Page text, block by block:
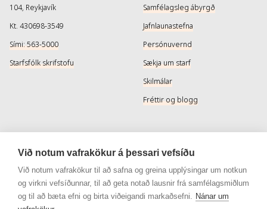
104, Reykjavík
Kt. 430698-3549
Sími: 563-5000
Starfsfólk skrifstofu
Samfélagsleg ábyrgð
Jafnlaunastefna
Persónuvernd
Sækja um starf
Skilmálar
Fréttir og blogg
Þjónusta
Afhendingarmöguleikar
Skilareglur
Algengar spurningar
Samfélagsmiðlar
Instagram
Instagram - Snyrtivara
Við notum vafrakökur á þessari vefsíðu
Við notum vafrakökur til að safna og greina upplýsingar um notkun
og virkni vefsíðunnar, til að geta notað lausnir frá samfélagsmiðlum
og til að bæta efni og birta viðeigandi markaðsefni. Nánar um